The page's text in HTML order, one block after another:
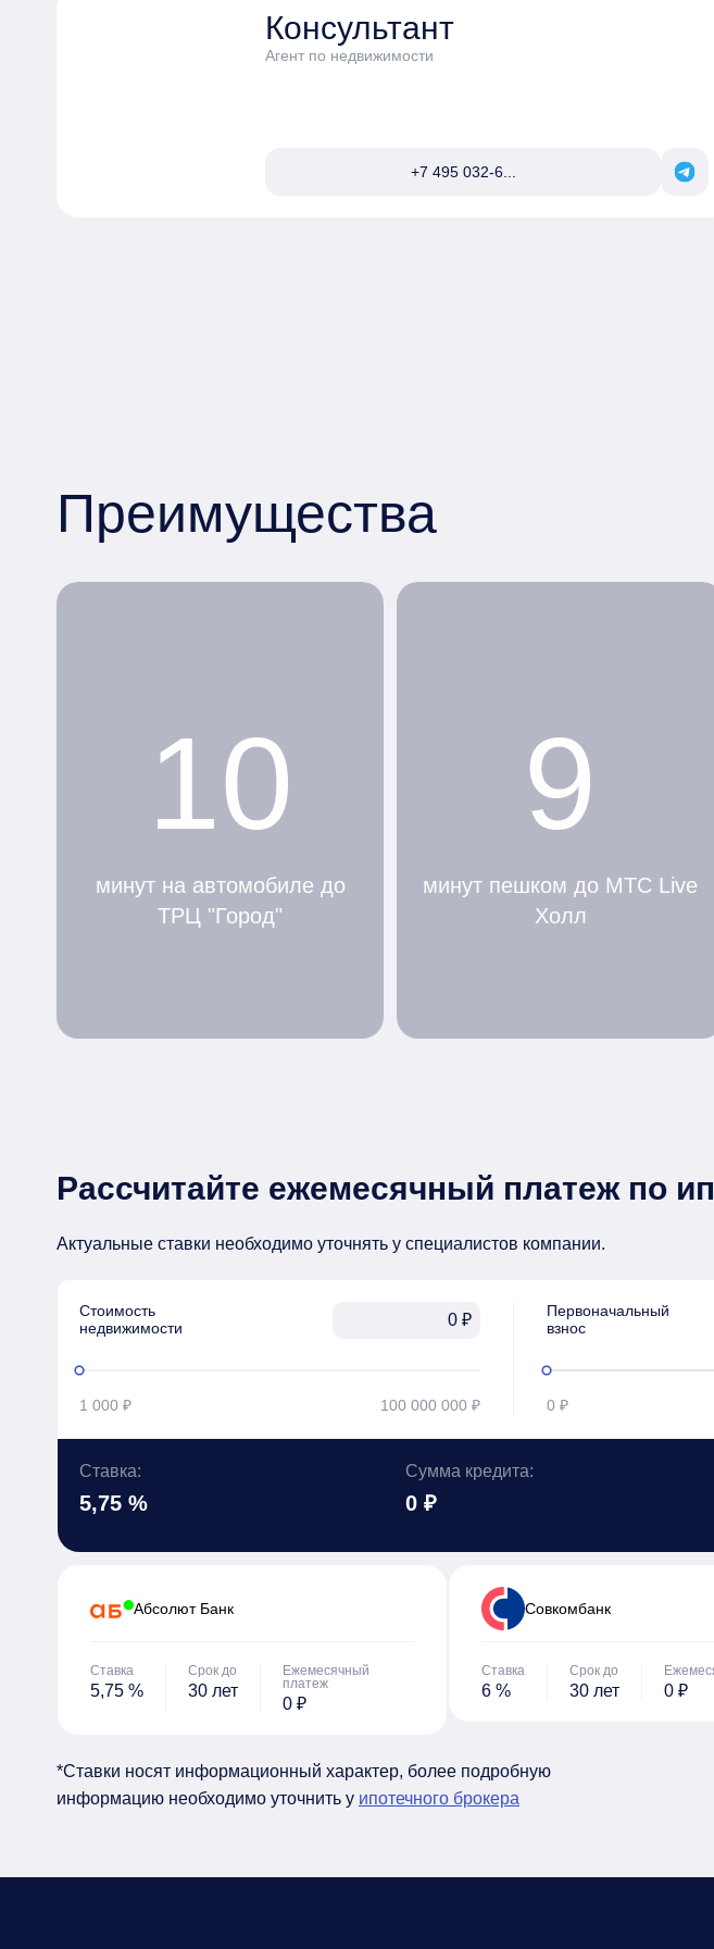
Консультант
Агент по недвижимости
+7 495 032-6...
Преимущества
10
минут на автомобиле до
ТРЦ "Город"
9
минут пешком до МТС Live
Холл
Рассчитайте ежемесячный платеж по
Актуальные ставки необходимо уточнять у специалистов компании.
Стоимость
недвижимости
₽
1 000 ₽ 100 000 000 ₽
Первоначальный
взнос
0 ₽
Ставка:
5,75 %
Сумма кредита:
0 ₽
Абсолют Банк
Ставка
5,75 %
Срок до
30 лет
Ежемесячный
платеж
0 ₽
Cовкомбанк
Ставка
6 %
Срок до
30 лет 0 ₽
*Ставки носят информационный характер, более подробную
информацию необходимо уточнить у ипотечного брокера